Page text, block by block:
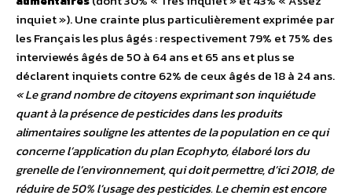
inquiet »). Une crainte plus particulièrement exprimée par
les Français les plus âgés : respectivement 79% et 75% des
interviewés âgés de 50 à 64 ans et 65 ans et plus se
déclarent inquiets contre 62% de ceux âgés de 18 à 24 ans.
« Le grand nombre de citoyens exprimant son inquiétude
quant à la présence de pesticides dans les produits
alimentaires souligne les attentes de la population en ce qui
concerne l’application du plan Ecophyto, élaboré lors du
grenelle de l’environnement, qui doit permettre, d’ici 2018, de
réduire de 50% l’usage des pesticides. Le chemin est encore